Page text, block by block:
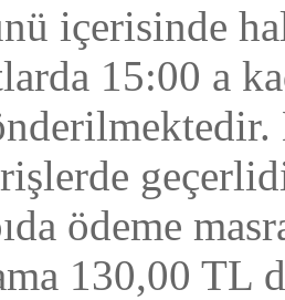
içerisinde
15:00 a
ödeme
130,00 TL